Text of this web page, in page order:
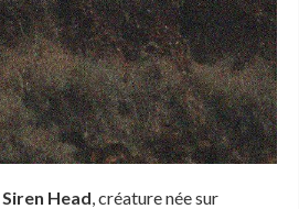
Siren Head, créature née sur